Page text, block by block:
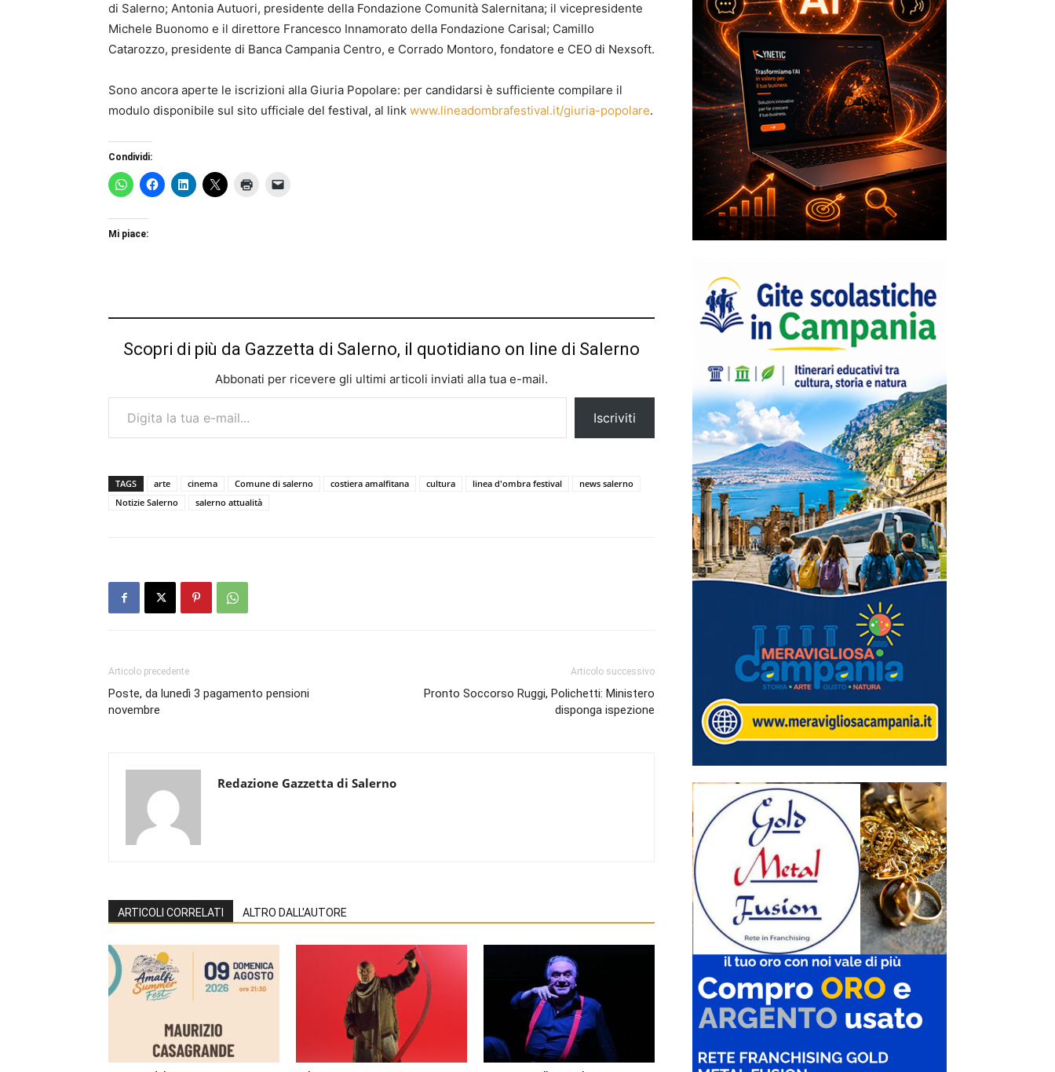
di Salerno; Antonia Autuori, presidente della Fondazione Comunità Salernitana; il vicepresidente
Michele Buonomo e il direttore Francesco Innamorato della Fondazione Carisal; Camillo
Catarozzo, presidente di Banca Campania Centro, e Corrado Montoro, fondatore e CEO di Nexsoft.
Sono ancora aperte le iscrizioni alla Giuria Popolare: per candidarsi è sufficiente compilare il
modulo disponibile sul sito ufficiale del festival, al link www.lineadombrafestival.it/giuria-popolare.
Condividi:
Mi piace:
Scopri di più da Gazzetta di Salerno, il quotidiano on line di Salerno
Abbonati per ricevere gli ultimi articoli inviati alla tua e-mail.
Digita la tua e-mail...
Iscriviti
TAGS arte cinema Comune di salerno costiera amalfitana cultura linea d'ombra festival
news salerno
Notizie Salerno
salerno attualità
Articolo precedente
Poste, da lunedì 3 pagamento pensioni
novembre
Articolo successivo
Pronto Soccorso Ruggi, Polichetti: Ministero
disponga ispezione
Redazione Gazzetta di Salerno
ARTICOLI CORRELATI ALTRO DALL'AUTORE